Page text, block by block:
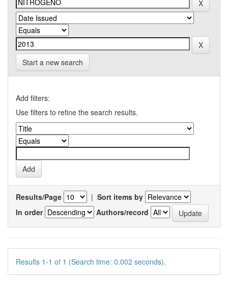
Start a new search
Add filters:
Use filters to refine the search results.
Results/Page | Sort items by
In order
Authors/record
Results 1-1 of 1 (Search time: 0.002 seconds).